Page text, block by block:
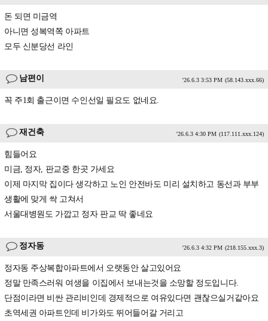
돈 되면 미금역
아니면 성복역쪽 아파트
모두 신분당선 라인
남편이 '26.6.3 3:53 PM (58.143.xxx.66)
꼭 주1회 출근이면 수인선일 필요도 없네요.
재건축 '26.6.3 4:30 PM (117.111.xxx.124)
힘들어요
미금, 정자, 판교중 한곳 가세요
이제 마지막 집이다 생각하고 노인 안전바도 미리 설치하고 동선과 부부
생활에 맞게 싹 고쳐서
서울대병원도 가깝고 정자 판교 딱 좋네요
정자동 '26.6.3 4:32 PM (218.155.xxx.3)
정자동 주상복합아파트에서 오랫동안 살고있어요
정말 만족스러워 여생을 이집에서 보내는것을 소망할 정도입니다.
단점이라면 비싼 관리비인데 경제적으로 여유있다면 괜찮으실거같아요
초역세권 아파트인데 비가와도 뛰어들어갈 거리고